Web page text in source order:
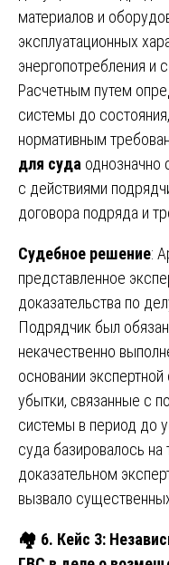
материалов и
эксплуатационных
энергопотребления и
Расчетным путем
системы до
нормативным
для суда однозначно
с действиями
договора подряда и
Судебное решение:
представленное
доказательства по
Подрядчик был
некачественно
основании
убытки, связанные с
системы в период до
суда базировалось на
доказательном
вызвало
🏘 6. Кейс 3: